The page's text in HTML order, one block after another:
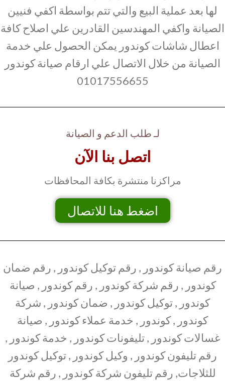
لها بعد عملية البيع والتي تتم بواسطة اكفي فنيين
الصيانة واكفي المهندسين القادرين علي اصلاح كافة
اعطال شاشات كوندور يمكن الحصول علي خدمة
الصيانة من خلال الاتصال علي ارقام صيانة كوندور
01017556655
لـ طلب الدعم و الصيانة
اتصل بنا الآن
مراكزنا منتشرة بكافة المحافظات
اضغط هنا للاتصال
رقم صيانة كوندور , رقم توكيل كوندور , رقم ضمان
كوندور , رقم شركة كوندور , رقم كوندور , صيانة
كوندور , توكيل كوندور , ضمان كوندور , شركة
كوندور , كوندور , خدمة عملاء كوندور , صيانة
غسالات كوندور , تليفونات كوندور , خدمة كوندور ,
رقم تليفون كوندور , وكيل كوندور , توكيل كوندور
للثلاجات, رقم تليفون شركة كوندور , رقم شركة